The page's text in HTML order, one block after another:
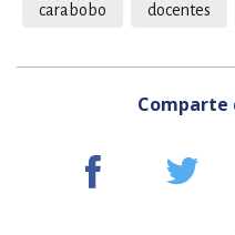
carabobo docentes
Comparte